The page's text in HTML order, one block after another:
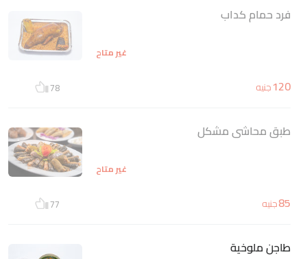
فرد حمام كداب
غير متاح
120جنيه 78
طبق محاشى مشكل
غير متاح
85جنيه 77
طاجن ملوخية